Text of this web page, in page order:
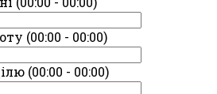
(00:00 - 00:00)
(00:00 - 00:00)